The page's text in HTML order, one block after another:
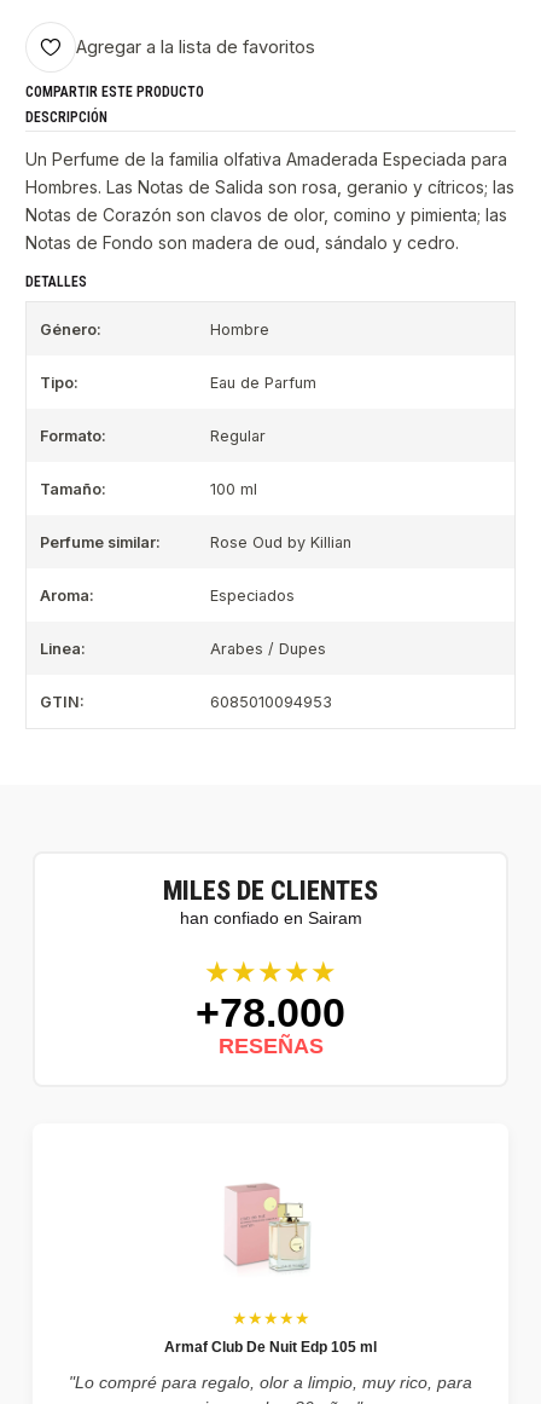
Agregar a la lista de favoritos
COMPARTIR ESTE PRODUCTO
DESCRIPCIÓN
Un Perfume de la familia olfativa Amaderada Especiada para
Hombres. Las Notas de Salida son rosa, geranio y cítricos; las
Notas de Corazón son clavos de olor, comino y pimienta; las
Notas de Fondo son madera de oud, sándalo y cedro.
DETALLES
Género: Hombre
Tipo: Eau de Parfum
Formato: Regular
Tamaño: 100 ml
Perfume similar: Rose Oud by Killian
Aroma: Especiados
Linea: Arabes / Dupes
GTIN: 6085010094953
MILES DE CLIENTES
han confiado en Sairam
★★★★★
+78.000
RESEÑAS
★★★★★
Armaf Club De Nuit Edp 105 ml
"Lo compré para regalo, olor a limpio, muy rico, para